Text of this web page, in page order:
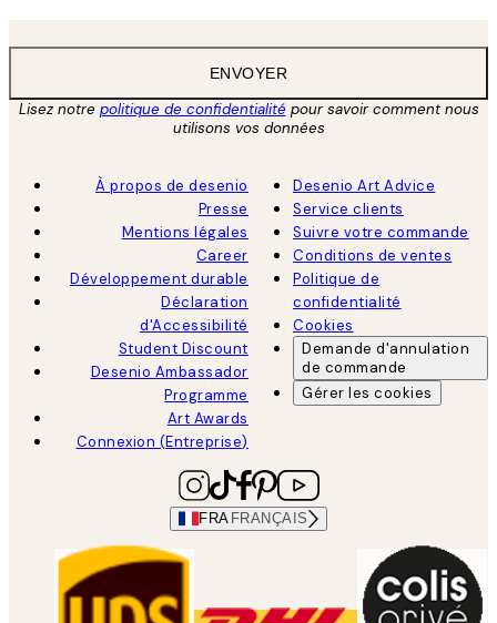
ENVOYER
Lisez notre politique de confidentialitépour savoir comment nous
utilisons vos données
À propos de desenio
Presse
Mentions légales
Career
Développement durable
Déclaration
d'Accessibilité
Student Discount
Desenio Ambassador
Programme
Art Awards
Connexion (Entreprise)
Desenio Art Advice
Service clients
Suivre votre commande
Conditions de ventes
Politique de
confidentialité
Cookies
Demande d'annulation
de commande
Gérer les cookies
FRA FRANÇAIS